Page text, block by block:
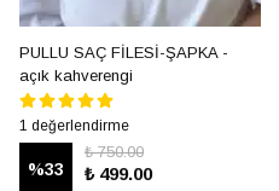
PULLU SAÇ FİLESİ-ŞAPKA -
açık kahverengi
1 değerlendirme
%33
₺ 750.00
₺ 499.00